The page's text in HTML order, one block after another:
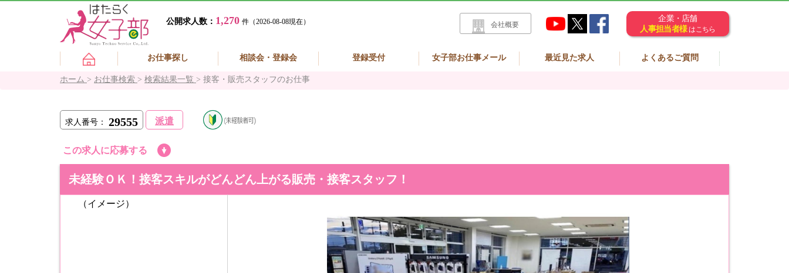
企業・店舗
人事担当者様 はこちら
公開求人数： 1,270 件（2026-08-08現在） 会社概要
お仕事探し 相談会・登録会 登録受付 女子部お仕事メール 最近見た求人 よくあるご質問
ホーム > お仕事検索 > 検索結果一覧 > 接客・販売スタッフのお仕事
求人番号： 29555 派遣
この求人に応募する
未経験ＯＫ！接客スキルがどんどん上がる販売・接客スタッフ！
（イメージ）